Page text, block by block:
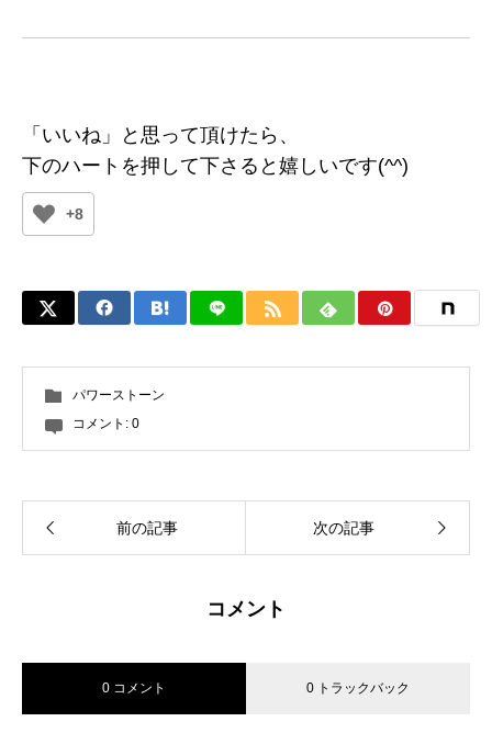
「いいね」と思って頂けたら、
下のハートを押して下さると嬉しいです(^^)
+8
パワーストーン
コメント: 0
前の記事 次の記事
コメント
0 コメント 0 トラックバック